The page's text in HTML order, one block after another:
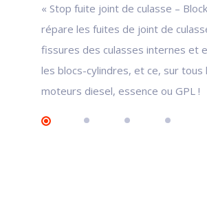
« Stop fuite joint de culasse –
répare les fuites de joint de
fissures des culasses internes et
les blocs-cylindres, et ce, sur tous
moteurs diesel, essence ou GPL !